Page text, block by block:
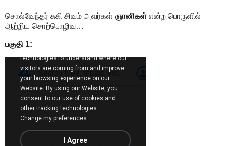
சொல்வேந்தர் சுகி சிவம் அவர்கள் ஞானிகள் என்ற பொருளில்
ஆற்றிய சொற்பொழிவு…
பகுதி 1: